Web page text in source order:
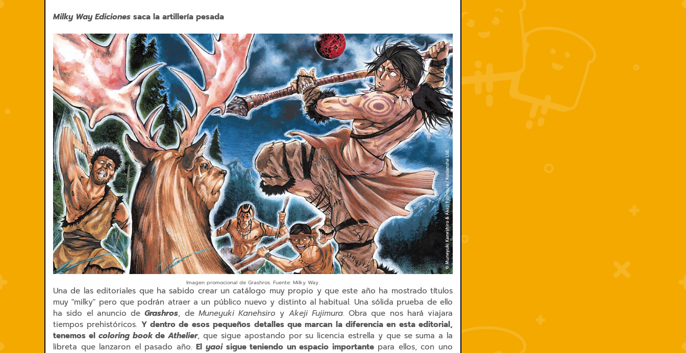
Milky Way Ediciones saca la artillería pesada
Imagen promocional de Grashros. Fuente: Milky Way.
Una de las editoriales que ha sabido crear un catálogo muy propio y que este año ha mostrado títulos
muy "milky" pero que podrán atraer a un público nuevo y distinto al habitual. Una sólida prueba de ello
ha sido el anuncio deGrashros, de Muneyuki Kanehsiro y Akeji Fujimura. Obra que nos hará viajara
tiempos prehistóricos. Y dentro de esos pequeños detalles que marcan la diferencia en esta editorial,
tenemos el coloring bookdeAthelier, que sigue apostando por su licencia estrella y que se suma a la
libreta que lanzaron el pasado año.El yaoisigue teniendo un espacio importantepara ellos, con uno